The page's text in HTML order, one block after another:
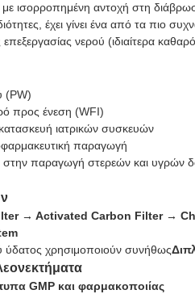
ισορροπημένη αντοχή στη διάβρωση
έχει γίνει ένα από τα
νερού (ιδιαίτερα
(PW)
προς ένεση (WFI)
ιατρικών συσκευών
παραγωγή
στην παραγωγή στερεών και υγρών
→ Activated Carbon Filter →
ύδατος χρησιμοποιούν συνήθως
GMP και φαρμακοποιίας